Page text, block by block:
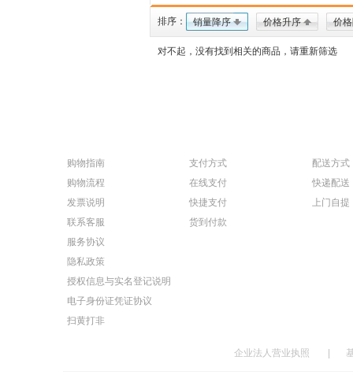
排序： 销量降序 价格升序 价
对不起，没有找到相关的商品，请重新筛选
购物指南
购物流程
发票说明
联系客服
服务协议
隐私政策
授权信息与实名登记说明
电子身份证凭证协议
扫黄打非
支付方式
在线支付
快捷支付
货到付款
配送方式
快递配送
上门自提
企业法人营业执照